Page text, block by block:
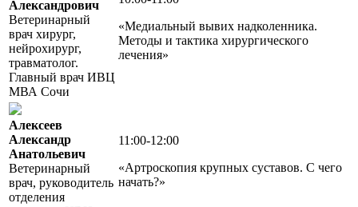
Александрович
Ветеринарный
врач хирург,
нейрохирург,
травматолог.
Главный врач ИВЦ
МВА Сочи
«Медиальный вывих надколенника.
Методы и тактика хирургического
лечения»
Алексеев
Александр
Анатольевич
Ветеринарный
врач, руководитель
отделения
11:00-12:00
«Артроскопия крупных суставов. С чего
начать?»